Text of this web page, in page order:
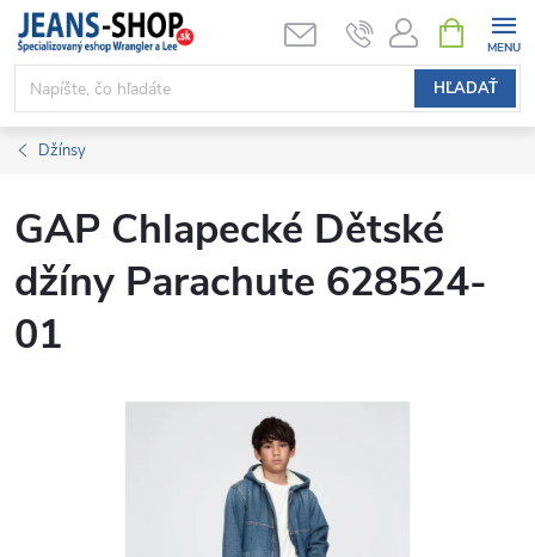
Prejsť
obsah
HĽADAŤ
KOŠÍK
Džínsy
GAP Chlapecké Dětské
džíny Parachute 628524-
01